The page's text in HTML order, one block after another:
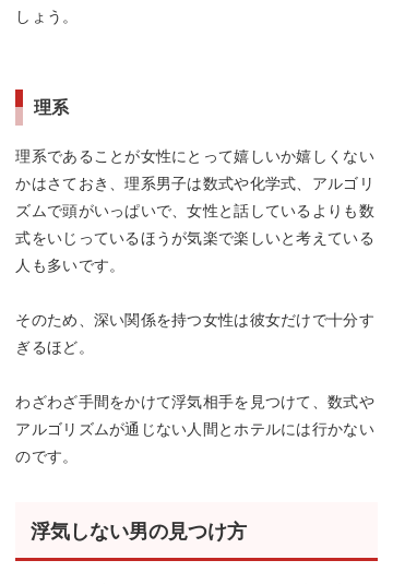
しょう。
理系
理系であることが女性にとって嬉しいか嬉しくない
かはさておき、理系男子は数式や化学式、アルゴリ
ズムで頭がいっぱいで、女性と話しているよりも数
式をいじっているほうが気楽で楽しいと考えている
人も多いです。
そのため、深い関係を持つ女性は彼女だけで十分す
ぎるほど。
わざわざ手間をかけて浮気相手を見つけて、数式や
アルゴリズムが通じない人間とホテルには行かない
のです。
浮気しない男の見つけ方